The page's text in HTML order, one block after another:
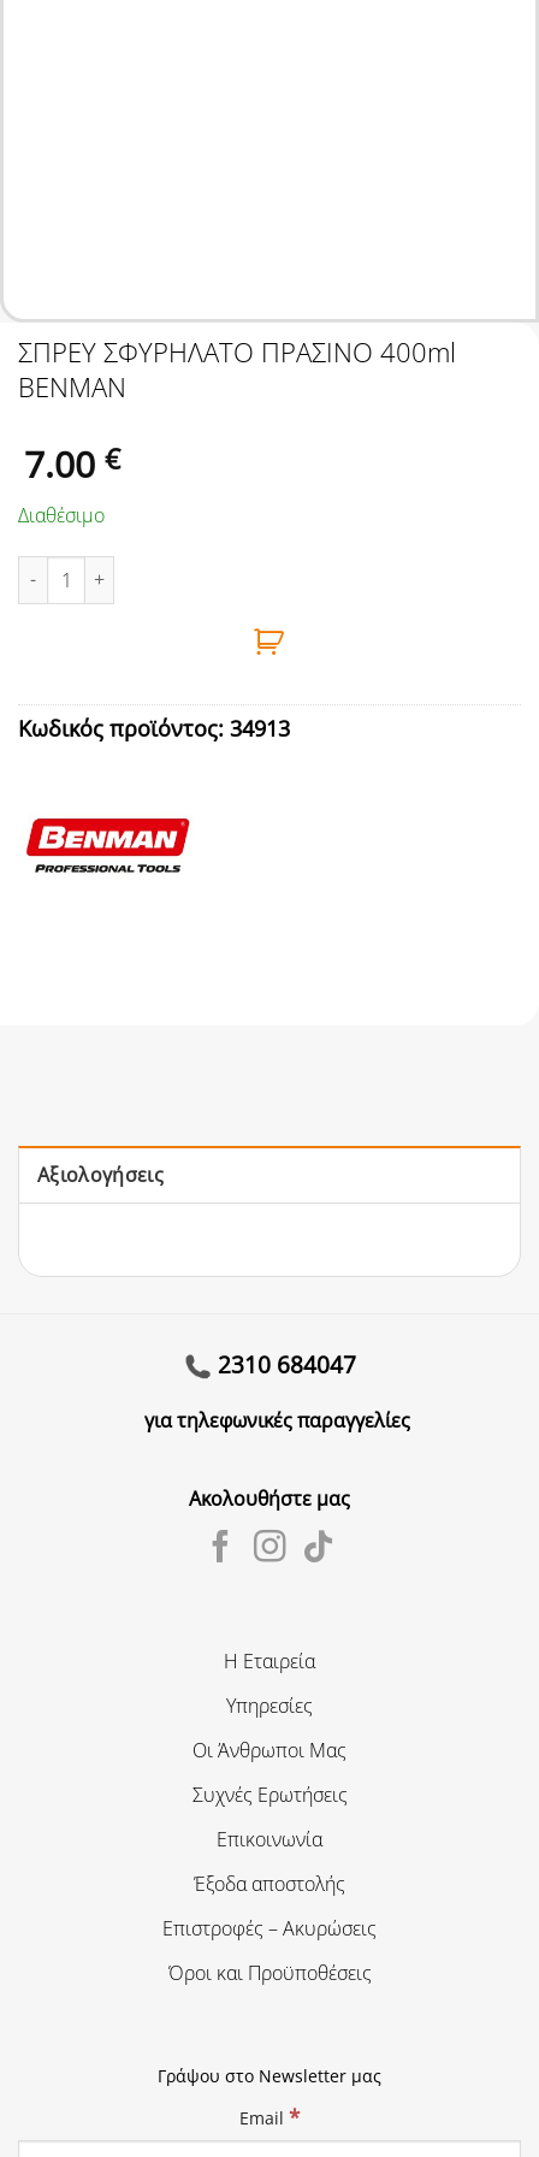
ΣΠΡΕΥ ΣΦΥΡΗΛΑΤΟ ΠΡΑΣΙΝΟ 400ml
BENMAN
7.00 €
Διαθέσιμο
ΣΠΡΕΥ ΣΦΥΡΗΛΑΤΟ ΠΡΑΣΙΝΟ 400ml BENMAN ποσότητα
Κωδικός προϊόντος: 34913
Αξιολογήσεις
2310 684047
για τηλεφωνικές παραγγελίες
Ακολουθήστε μας
Η Εταιρεία
Υπηρεσίες
Οι Άνθρωποι Μας
Συχνές Ερωτήσεις
Επικοινωνία
Έξοδα αποστολής
Επιστροφές – Ακυρώσεις
Όροι και Προϋποθέσεις
Γράψου στο Newsletter μας
Email *